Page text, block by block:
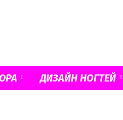
Французский
ДИЗАЙН НОГТЕЙ